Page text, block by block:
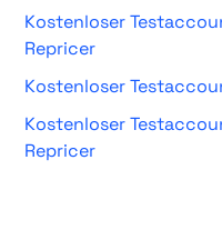
Kostenloser
Repricer
Kostenloser
Kostenloser
Repricer